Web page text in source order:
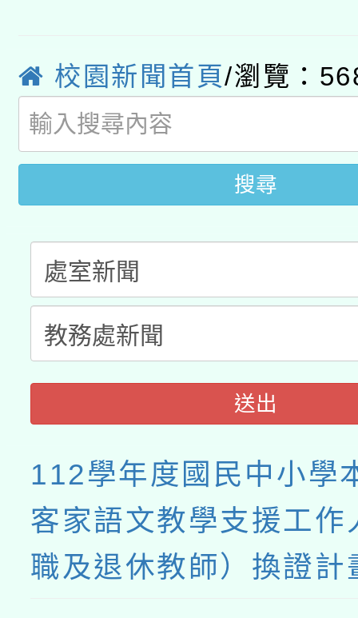
用水績優單位及節水達
動」
桃園市孔廟祈福系列
開 智慧啟航」
2026年桃園地景藝術
校園新聞首頁/瀏覽：
搜尋
送出
112學年度國民中小學
客家語文教學支援工作
職及退休教師）換證計